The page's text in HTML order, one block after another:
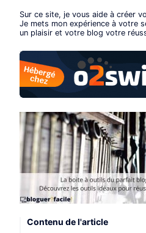
Sur ce site, je vous aide à créer
Je mets mon expérience à votre
un plaisir et votre blog votre
Contenu de l'article